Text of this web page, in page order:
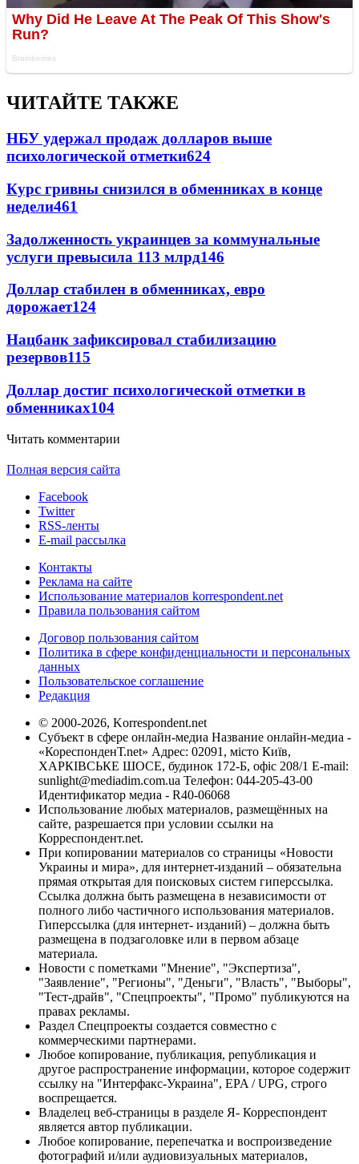
ЧИТАЙТЕ ТАКЖЕ
НБУ удержал продаж долларов выше
психологической отметки624
Курс гривны снизился в обменниках в конце
недели461
Задолженность украинцев за коммунальные
услуги превысила 113 млрд146
Доллар стабилен в обменниках, евро
дорожает124
Нацбанк зафиксировал стабилизацию
резервов115
Доллар достиг психологической отметки в
обменниках104
Читать комментарии
Полная версия сайта
Facebook
Twitter
RSS-ленты
E-mail рассылка
Контакты
Реклама на сайте
Использование материалов korrespondent.net
Правила пользования сайтом
Договор пользования сайтом
Политика в сфере конфиденциальности и персональных
данных
Пользовательское соглашение
Редакция
© 2000-2026, Korrespondent.net
Субъект в сфере онлайн-медиа Название онлайн-медиа -
«КореспонденТ.net» Адрес: 02091, місто Київ,
ХАРКІВСЬКЕ ШОСЕ, будинок 172-Б, офіс 208/1 E-mail:
sunlight@mediadim.com.ua Телефон: 044-205-43-00
Идентификатор медиа - R40-06068
Использование любых материалов, размещённых на
сайте, разрешается при условии ссылки на
Корреспондент.net.
При копировании материалов со страницы «Новости
Украины и мира», для интернет-изданий – обязательна
прямая открытая для поисковых систем гиперссылка.
Ссылка должна быть размещена в независимости от
полного либо частичного использования материалов.
Гиперссылка (для интернет- изданий) – должна быть
размещена в подзаголовке или в первом абзаце
материала.
Новости с пометками "Мнение", "Экспертиза",
"Заявление", "Регионы", "Деньги", "Власть", "Выборы",
"Тест-драйв", "Спецпроекты", "Промо" публикуются на
правах рекламы.
Раздел Спецпроекты создается совместно с
коммерческими партнерами.
Любое копирование, публикация, републикация и
другое распространение информации, которое содержит
ссылку на "Интерфакс-Украина", EPA / UPG, строго
воспрещается.
Владелец веб-страницы в разделе Я- Корреспондент
является автор публикации.
Любое копирование, перепечатка и воспроизведение
фотографий и/или аудиовизуальных материалов,